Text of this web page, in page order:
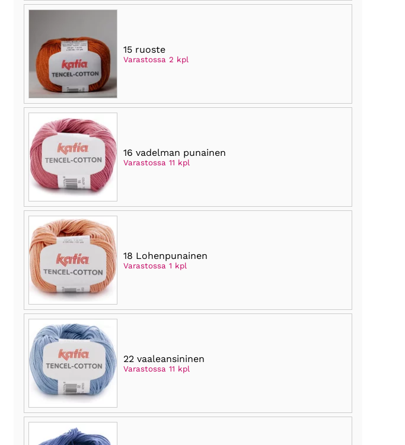
15 ruoste
Varastossa 2 kpl
16 vadelman punainen
Varastossa 11 kpl
18 Lohenpunainen
Varastossa 1 kpl
22 vaaleansininen
Varastossa 11 kpl